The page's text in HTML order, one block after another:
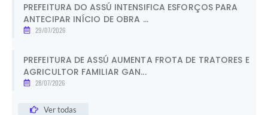
PREFEITURA DO ASSÚ INTENSIFICA ESFORÇOS PARA
ANTECIPAR INÍCIO DE OBRA ...
29/07/2026
PREFEITURA DE ASSÚ AUMENTA FROTA DE TRATORES E
AGRICULTOR FAMILIAR GAN...
28/07/2026
Ver todas